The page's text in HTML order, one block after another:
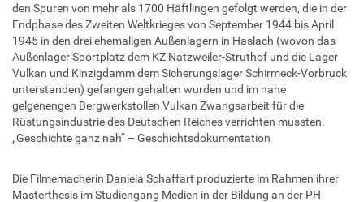
den Spuren von mehr als 1700 Häftlingen gefolgt werden, die in der
Endphase des Zweiten Weltkrieges von September 1944 bis April
1945 in den drei ehemaligen Außenlagern in Haslach (wovon das
Außenlager Sportplatz dem KZ Natzweiler-Struthof und die Lager
Vulkan und Kinzigdamm dem Sicherungslager Schirmeck-Vorbruck
unterstanden) gefangen gehalten wurden und im nahe
gelgenengen Bergwerkstollen Vulkan Zwangsarbeit für die
Rüstungsindustrie des Deutschen Reiches verrichten mussten.
„Geschichte ganz nah“ – Geschichtsdokumentation
Die Filmemacherin Daniela Schaffart produzierte im Rahmen ihrer
Masterthesis im Studiengang Medien in der Bildung an der PH